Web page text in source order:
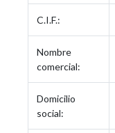
C.I.F.:
Nombre
comercial:
Domicilio
social: